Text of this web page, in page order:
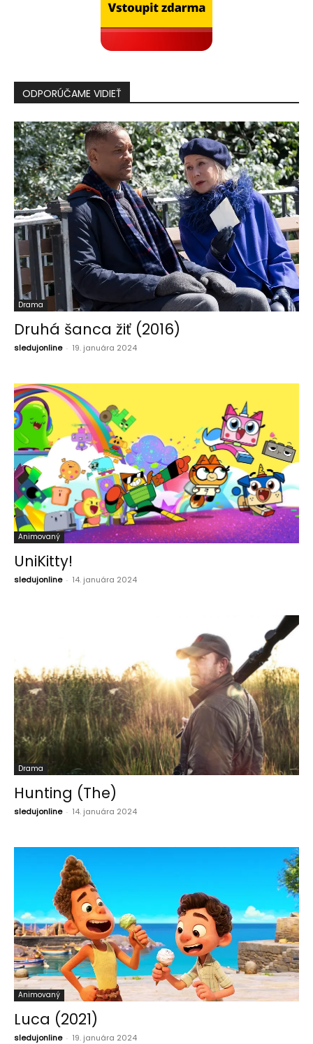
ODPORÚČAME VIDIEŤ
Drama
Druhá šanca žiť (2016)
sledujonline - 19. januára 2024
Animovaný
UniKitty!
sledujonline - 14. januára 2024
Drama
Hunting (The)
sledujonline - 14. januára 2024
Animovaný
Luca (2021)
sledujonline - 19. januára 2024